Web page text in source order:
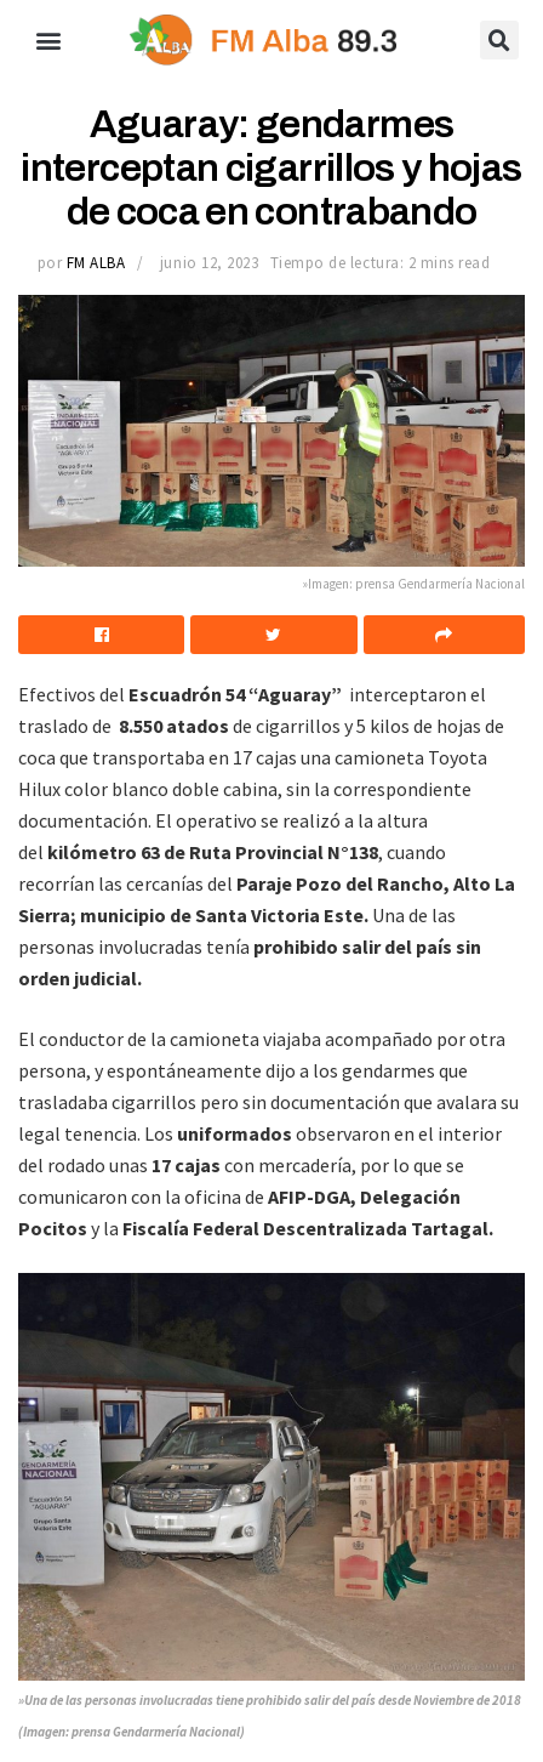
Aguaray: gendarmes
interceptan cigarrillos y hojas
de coca en contrabando
por FM ALBA junio 12, 2023 Tiempo de lectura: 2 mins read
»Imagen: prensa Gendarmería Nacional
Efectivos del Escuadrón 54 “Aguaray” interceptaron el
traslado de 8.550 atados de cigarrillos y 5 kilos de hojas de
coca que transportaba en 17 cajas una camioneta Toyota
Hilux color blanco doble cabina, sin la correspondiente
documentación. El operativo se realizó a la altura
del kilómetro 63 de Ruta Provincial N°138, cuando
recorrían las cercanías del Paraje Pozo del Rancho, Alto La
Sierra; municipio de Santa Victoria Este. Una de las
personas involucradas tenía prohibido salir del país sin
orden judicial.
El conductor de la camioneta viajaba acompañado por otra
persona, y espontáneamente dijo a los gendarmes que
trasladaba cigarrillos pero sin documentación que avalara su
legal tenencia. Los uniformados observaron en el interior
del rodado unas 17 cajas con mercadería, por lo que se
comunicaron con la oficina de AFIP-DGA, Delegación
Pocitos y la Fiscalía Federal Descentralizada Tartagal.
»Una de las personas involucradas tiene prohibido salir del país desde Noviembre de 2018
(Imagen: prensa Gendarmería Nacional)